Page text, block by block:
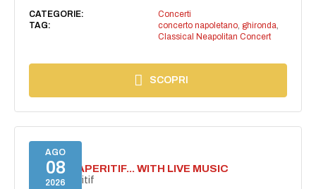
CATEGORIE:
Concerti
TAG:
concerto napoletano, ghironda,
Classical Neapolitan Concert
SCOPRI
AGO
08
2026
SECRET APERITIF... WITH LIVE MUSIC
Secret aperitif